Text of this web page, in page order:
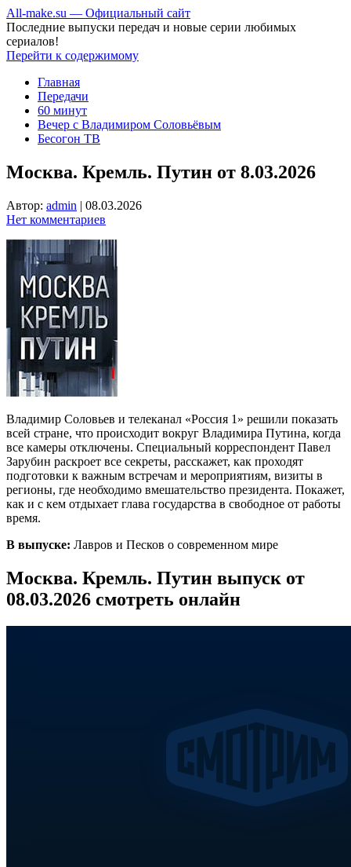
All-make.su — Официальный сайт
Последние выпуски передач и новые серии любимых
сериалов!
Перейти к содержимому
Главная
Передачи
60 минут
Вечер с Владимиром Соловьёвым
Бесогон ТВ
Москва. Кремль. Путин от 8.03.2026
Автор: admin | 08.03.2026
Нет комментариев
Владимир Соловьев и телеканал «Россия 1» решили показать
всей стране, что происходит вокруг Владимира Путина, когда
все камеры отключены. Специальный корреспондент Павел
Зарубин раскроет все секреты, расскажет, как проходят
подготовки к важным встречам и мероприятиям, визиты в
регионы, где необходимо вмешательство президента. Покажет,
как и с кем отдыхает глава государства в свободное от работы
время.
В выпуске: Лавров и Песков о современном мире
Москва. Кремль. Путин выпуск от
08.03.2026 смотреть онлайн